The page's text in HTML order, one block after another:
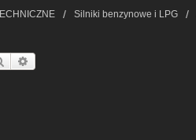
Silniki benzynowe i LPG
Szukaj